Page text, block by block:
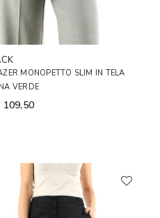
MONOPETTO SLIM IN TELA
VERDE
109,50